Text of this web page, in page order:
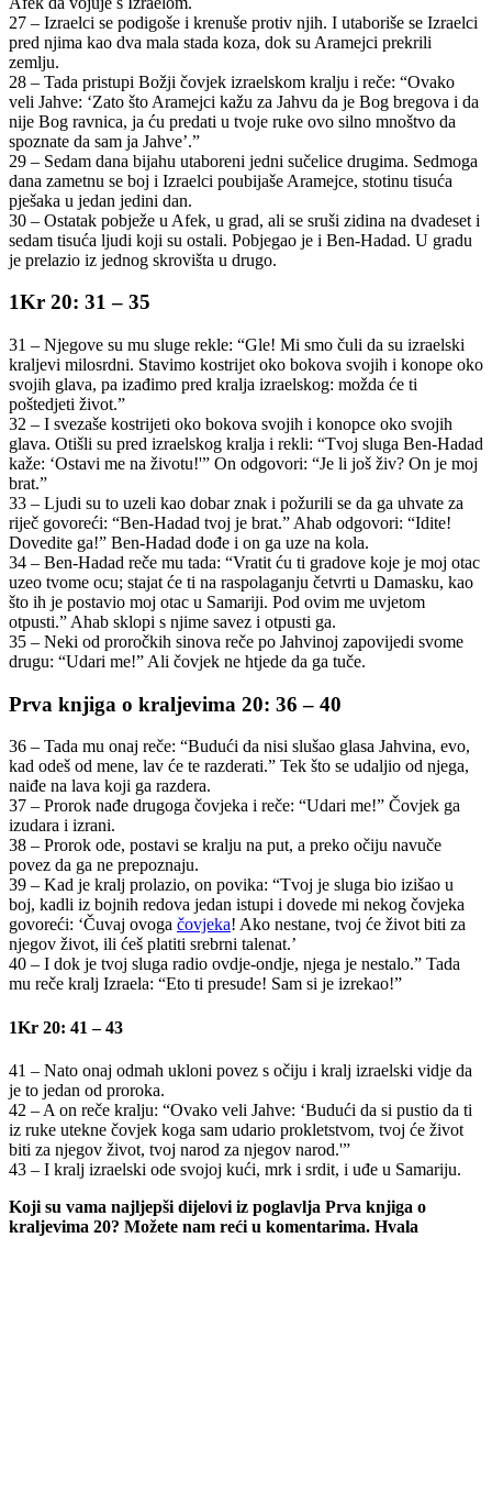
27 – Izraelci se podigoše i krenuše protiv njih. I utaboriše se Izraelci
pred njima kao dva mala stada koza, dok su Aramejci prekrili
zemlju.
28 – Tada pristupi Božji čovjek izraelskom kralju i reče: “Ovako
veli Jahve: ‘Zato što Aramejci kažu za Jahvu da je Bog bregova i da
nije Bog ravnica, ja ću predati u tvoje ruke ovo silno mnoštvo da
spoznate da sam ja Jahve’.”
29 – Sedam dana bijahu utaboreni jedni sučelice drugima. Sedmoga
dana zametnu se boj i Izraelci poubijaše Aramejce, stotinu tisuća
pješaka u jedan jedini dan.
30 – Ostatak pobježe u Afek, u grad, ali se sruši zidina na dvadeset i
sedam tisuća ljudi koji su ostali. Pobjegao je i Ben-Hadad. U gradu
je prelazio iz jednog skrovišta u drugo.
1Kr 20: 31 – 35
31 – Njegove su mu sluge rekle: “Gle! Mi smo čuli da su izraelski
kraljevi milosrdni. Stavimo kostrijet oko bokova svojih i konope oko
svojih glava, pa izađimo pred kralja izraelskog: možda će ti
poštedjeti život.”
32 – I svezaše kostrijeti oko bokova svojih i konopce oko svojih
glava. Otišli su pred izraelskog kralja i rekli: “Tvoj sluga Ben-Hadad
kaže: ‘Ostavi me na životu!'” On odgovori: “Je li još živ? On je moj
brat.”
33 – Ljudi su to uzeli kao dobar znak i požurili se da ga uhvate za
riječ govoreći: “Ben-Hadad tvoj je brat.” Ahab odgovori: “Idite!
Dovedite ga!” Ben-Hadad dođe i on ga uze na kola.
34 – Ben-Hadad reče mu tada: “Vratit ću ti gradove koje je moj otac
uzeo tvome ocu; stajat će ti na raspolaganju četvrti u Damasku, kao
što ih je postavio moj otac u Samariji. Pod ovim me uvjetom
otpusti.” Ahab sklopi s njime savez i otpusti ga.
35 – Neki od proročkih sinova reče po Jahvinoj zapovijedi svome
drugu: “Udari me!” Ali čovjek ne htjede da ga tuče.
Prva knjiga o kraljevima 20: 36 – 40
36 – Tada mu onaj reče: “Budući da nisi slušao glasa Jahvina, evo,
kad odeš od mene, lav će te razderati.” Tek što se udaljio od njega,
naiđe na lava koji ga razdera.
37 – Prorok nađe drugoga čovjeka i reče: “Udari me!” Čovjek ga
izudara i izrani.
38 – Prorok ode, postavi se kralju na put, a preko očiju navuče
povez da ga ne prepoznaju.
39 – Kad je kralj prolazio, on povika: “Tvoj je sluga bio izišao u
boj, kadli iz bojnih redova jedan istupi i dovede mi nekog čovjeka
govoreći: ‘Čuvaj ovoga čovjeka! Ako nestane, tvoj će život biti za
njegov život, ili ćeš platiti srebrni talenat.’
40 – I dok je tvoj sluga radio ovdje-ondje, njega je nestalo.” Tada
mu reče kralj Izraela: “Eto ti presude! Sam si je izrekao!”
1Kr 20: 41 – 43
41 – Nato onaj odmah ukloni povez s očiju i kralj izraelski vidje da
je to jedan od proroka.
42 – A on reče kralju: “Ovako veli Jahve: ‘Budući da si pustio da ti
iz ruke utekne čovjek koga sam udario prokletstvom, tvoj će život
biti za njegov život, tvoj narod za njegov narod.'”
43 – I kralj izraelski ode svojoj kući, mrk i srdit, i uđe u Samariju.
Koji su vama najljepši dijelovi iz poglavlja Prva knjiga o
kraljevima 20? Možete nam reći u komentarima. Hvala